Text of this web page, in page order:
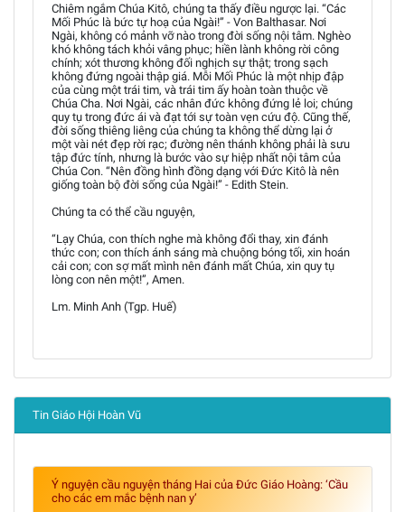
Chiêm ngắm Chúa Kitô, chúng ta thấy điều ngược lại. “Các
Mối Phúc là bức tự hoạ của Ngài!” - Von Balthasar. Nơi
Ngài, không có mảnh vỡ nào trong đời sống nội tâm. Nghèo
khó không tách khỏi vâng phục; hiền lành không rời công
chính; xót thương không đối nghịch sự thật; trong sạch
không đứng ngoài thập giá. Mỗi Mối Phúc là một nhịp đập
của cùng một trái tim, và trái tim ấy hoàn toàn thuộc về
Chúa Cha. Nơi Ngài, các nhân đức không đứng lẻ loi; chúng
quy tụ trong đức ái và đạt tới sự toàn vẹn cứu độ. Cũng thế,
đời sống thiêng liêng của chúng ta không thể dừng lại ở
một vài nét đẹp rời rạc; đường nên thánh không phải là sưu
tập đức tính, nhưng là bước vào sự hiệp nhất nội tâm của
Chúa Con. “Nên đồng hình đồng dạng với Đức Kitô là nên
giống toàn bộ đời sống của Ngài!” - Edith Stein.
Chúng ta có thể cầu nguyện,
“Lạy Chúa, con thích nghe mà không đổi thay, xin đánh
thức con; con thích ánh sáng mà chuộng bóng tối, xin hoán
cải con; con sợ mất mình nên đánh mất Chúa, xin quy tụ
lòng con nên một!”, Amen.
Lm. Minh Anh (Tgp. Huế)
Tin Giáo Hội Hoàn Vũ
Ý nguyện cầu nguyện tháng Hai của Đức Giáo Hoàng: ‘Cầu
cho các em mắc bệnh nan y’